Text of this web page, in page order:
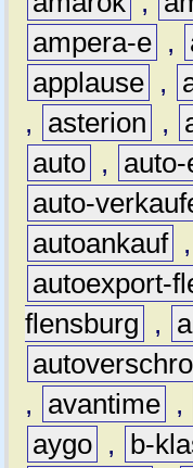
ampera-e ,
applause ,
,
asterion ,
auto ,
auto-
autoankauf ,
autoexport-
flensburg
,
,
avantime ,
aygo , b-